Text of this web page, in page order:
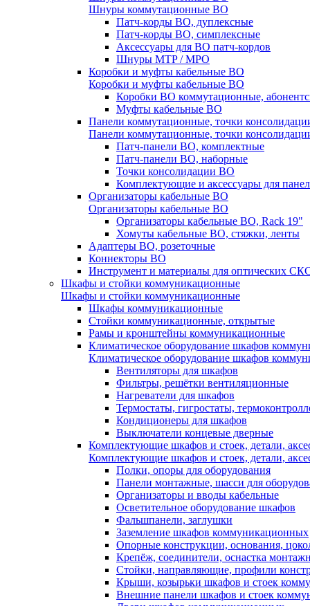
Шнуры коммутационные ВО
Патч-корды ВО, дуплексные
Патч-корды ВО, симплексные
Аксессуары для ВО патч-кордов
Шнуры MTP / MPO
Коробки и муфты кабельные ВО
Коробки и муфты кабельные ВО
Коробки ВО коммутационные,
Муфты кабельные ВО
Панели коммутационные, точки
Панели коммутационные, точки
Патч-панели ВО, комплектные
Патч-панели ВО, наборные
Точки консолидации ВО
Комплектующие и аксессуары для
Организаторы кабельные ВО
Организаторы кабельные ВО
Организаторы кабельные ВО, Rack 19"
Хомуты кабельные ВО, стяжки, ленты
Адаптеры ВО, розеточные
Коннекторы ВО
Инструмент и материалы для оптических
Шкафы и стойки коммуникационные
Шкафы и стойки коммуникационные
Шкафы коммуникационные
Стойки коммуникационные, открытые
Рамы и кронштейны коммуникационные
Климатическое оборудование шкафов
Климатическое оборудование шкафов
Вентиляторы для шкафов
Фильтры, решётки вентиляционные
Нагреватели для шкафов
Термостаты, гигростаты,
Кондиционеры для шкафов
Выключатели концевые дверные
Комплектующие шкафов и стоек, детали,
Комплектующие шкафов и стоек, детали,
Полки, опоры для оборудования
Панели монтажные, шасси для
Организаторы и вводы кабельные
Осветительное оборудование шкафов
Фальшпанели, заглушки
Заземление шкафов коммуникационных
Опорные конструкции, основания,
Крепёж, соединители, оснастка
Стойки, направляющие, профили
Крыши, козырьки шкафов и стоек
Внешние панели шкафов и стоек